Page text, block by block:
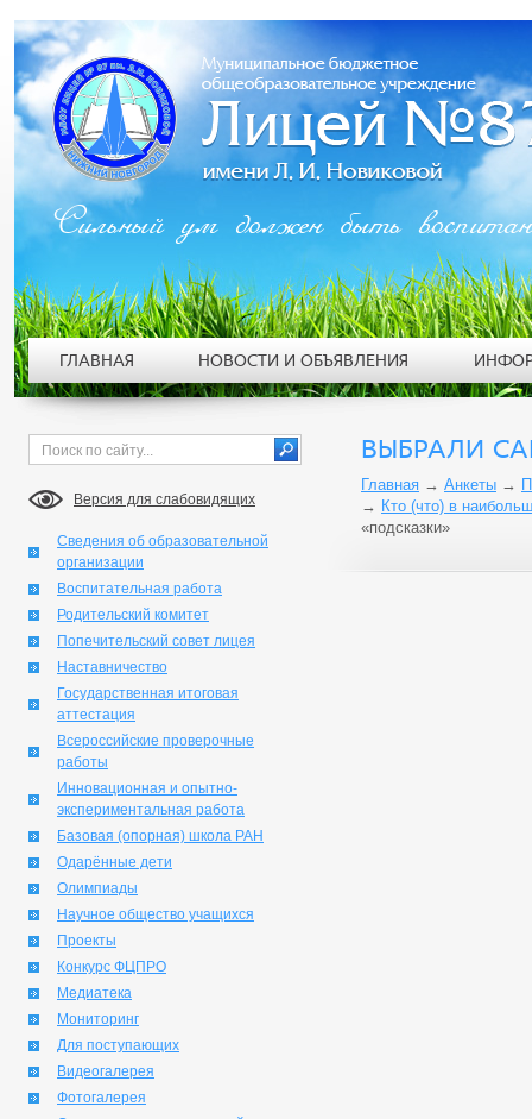
Версия для слабовидящих
Сведения об образовательной
организации
Воспитательная работа
Родительский комитет
Попечительский совет лицея
Наставничество
Государственная итоговая
аттестация
Всероссийские проверочные
работы
Инновационная и опытно-
экспериментальная работа
Базовая (опорная) школа РАН
Одарённые дети
Олимпиады
Научное общество учащихся
Проекты
Конкурс ФЦПРО
Медиатека
Мониторинг
Для поступающих
Видеогалерея
Фотогалерея
ВЫБРАЛИ
Главная → Анкеты →
→ Кто (что) в
«подсказки»
Сильный ум должен быть
ГЛАВНАЯ НОВОСТИ И ОБЪЯВЛЕНИЯ